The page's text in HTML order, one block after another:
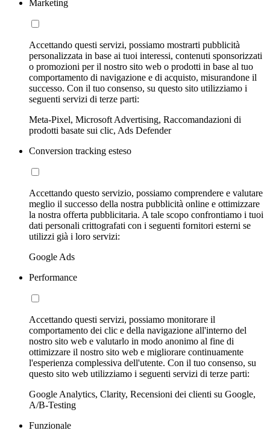
Marketing
Accettando questi servizi, possiamo mostrarti pubblicità
personalizzata in base ai tuoi interessi, contenuti sponsorizzati
o promozioni per il nostro sito web o prodotti in base al tuo
comportamento di navigazione e di acquisto, misurandone il
successo. Con il tuo consenso, su questo sito utilizziamo i
seguenti servizi di terze parti:
Meta-Pixel, Microsoft Advertising, Raccomandazioni di
prodotti basate sui clic, Ads Defender
Conversion tracking esteso
Accettando questo servizio, possiamo comprendere e valutare
meglio il successo della nostra pubblicità online e ottimizzare
la nostra offerta pubblicitaria. A tale scopo confrontiamo i tuoi
dati personali crittografati con i seguenti fornitori esterni se
utilizzi già i loro servizi:
Google Ads
Performance
Accettando questi servizi, possiamo monitorare il
comportamento dei clic e della navigazione all'interno del
nostro sito web e valutarlo in modo anonimo al fine di
ottimizzare il nostro sito web e migliorare continuamente
l'esperienza complessiva dell'utente. Con il tuo consenso, su
questo sito web utilizziamo i seguenti servizi di terze parti:
Google Analytics, Clarity, Recensioni dei clienti su Google,
A/B-Testing
Funzionale